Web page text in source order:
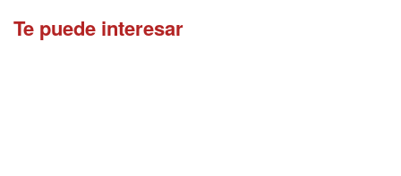
Te puede interesar